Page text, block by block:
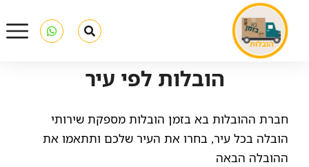
הובלות לפי עיר
חברת ההובלות בא בזמן הובלות מספקת שירותי
הובלה בכל עיר, בחרו את העיר שלכם ותתאמו את
ההובלה הבאה